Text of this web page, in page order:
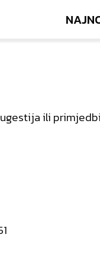
ili